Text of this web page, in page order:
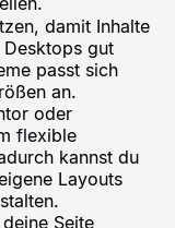
damit Inhalte
gut
passt sich
an.
oder
flexible
kannst du
Layouts
Seite